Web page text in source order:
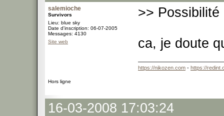
salemioche
Survivors
Lieu: blue sky
Date d'inscription: 06-07-2005
Messages: 4130
Site web
>>
ca, je doute
https://nikozen.com - https://
Hors ligne
16-03-2008 17:03:24